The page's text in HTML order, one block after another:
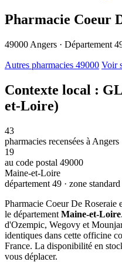
Pharmacie Coeur
49000 Angers · Département
Autres pharmacies 49000 Voir
Contexte local :
et-Loire)
43
pharmacies recensées à Angers
19
au code postal 49000
Maine-et-Loire
département 49 · zone standard
Pharmacie Coeur De Roseraie
le département Maine-et-Loire
d'Ozempic, Wegovy et
identiques dans cette officine
France. La disponibilité en
vous déplacer.